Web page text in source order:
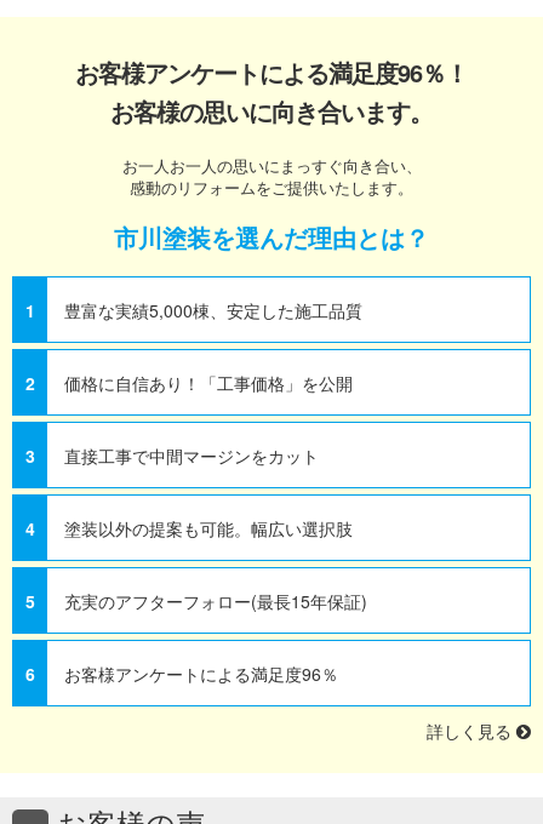
お客様アンケートによる満足度96％！
お客様の思いに向き合います。
お一人お一人の思いにまっすぐ向き合い、
感動のリフォームをご提供いたします。
市川塗装を選んだ理由とは？
1 豊富な実績5,000棟、安定した施工品質
2 価格に自信あり！「工事価格」を公開
3 直接工事で中間マージンをカット
4 塗装以外の提案も可能。幅広い選択肢
5 充実のアフターフォロー(最長15年保証)
6 お客様アンケートによる満足度96％
詳しく見る